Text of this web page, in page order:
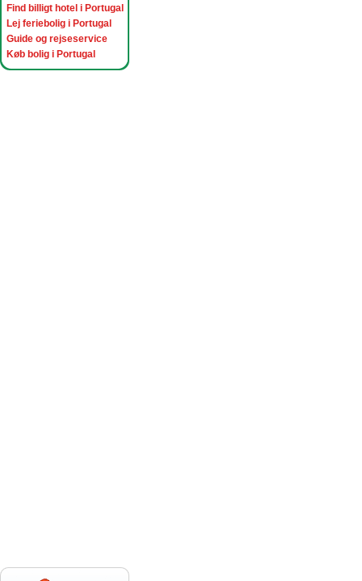
Find billigt hotel i Portugal
Lej feriebolig i Portugal
Guide og rejseservice
Køb bolig i Portugal